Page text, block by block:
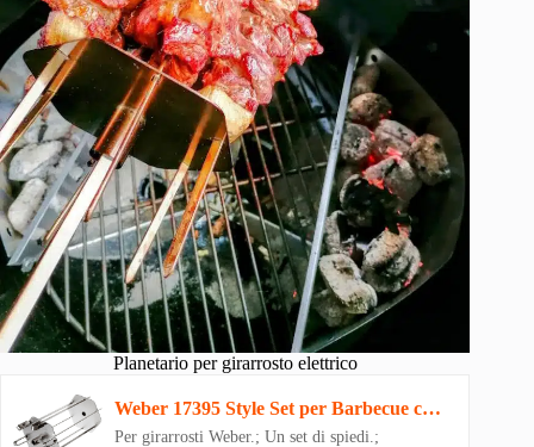
Planetario per girarrosto elettrico
Weber 17395 Style Set per Barbecue con Spiedo Rotante per Arrostire
Per girarrosti Weber.; Un set di spiedi.;